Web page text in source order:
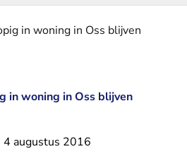
in woning in Oss blijven
in woning in Oss blijven
4 augustus 2016